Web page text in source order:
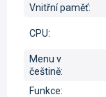
Vnitřní paměť:
CPU:
Menu v
češtině:
Funkce: